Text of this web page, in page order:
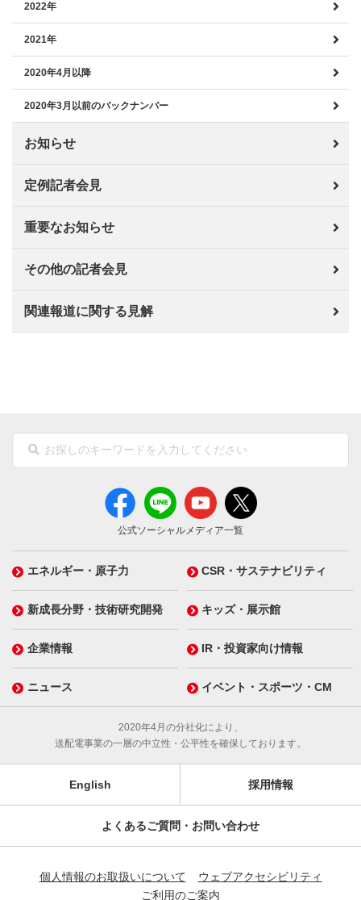
2022年
2021年
2020年4月以降
2020年3月以前のバックナンバー
お知らせ
定例記者会見
重要なお知らせ
その他の記者会見
関連報道に関する見解
公式ソーシャルメディア一覧
エネルギー・原子力 CSR・サステナビリティ
新成長分野・技術研究開発 キッズ・展示館
企業情報 IR・投資家向け情報
ニュース イベント・スポーツ・CM
2020年4月の分社化により、
送配電事業の一層の中立性・公平性を確保しております。
English 採用情報
よくあるご質問・お問い合わせ
個人情報のお取扱いについて
ウェブアクセシビリティ
ご利用のご案内